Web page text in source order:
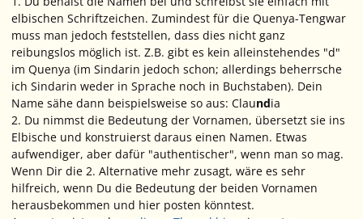
elbischen Schriftzeichen. Zumindest für die Quenya-Tengwar
muss man jedoch feststellen, dass dies nicht ganz
reibungslos möglich ist. Z.B. gibt es kein alleinstehendes "d"
im Quenya (im Sindarin jedoch schon; allerdings beherrsche
ich Sindarin weder in Sprache noch in Buchstaben). Dein
Name sähe dann beispielsweise so aus: Claundia
2. Du nimmst die Bedeutung der Vornamen, übersetzt sie ins
Elbische und konstruierst daraus einen Namen. Etwas
aufwendiger, aber dafür "authentischer", wenn man so mag.
Wenn Dir die 2. Alternative mehr zusagt, wäre es sehr
hilfreich, wenn Du die Bedeutung der beiden Vornamen
herausbekommen und hier posten könntest.